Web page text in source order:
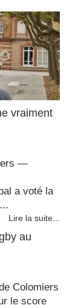
vraiment
—
a voté la
Lire la suite...
au
Colomiers
le score